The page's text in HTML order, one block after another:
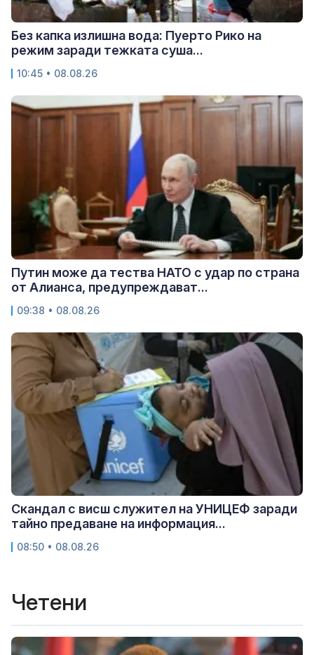
Без капка излишна вода: Пуерто Рико на
режим заради тежката суша...
10:45 • 08.08.26
Путин може да тества НАТО с удар по страна
от Алианса, предупреждават...
09:38 • 08.08.26
Скандал с висш служител на УНИЦЕФ заради
тайно предаване на информация...
08:50 • 08.08.26
Четени